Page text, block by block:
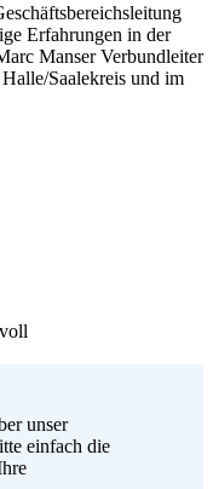
Erfahrungen in der
Manser Verbundleiter
Saalekreis und im
unser
einfach die